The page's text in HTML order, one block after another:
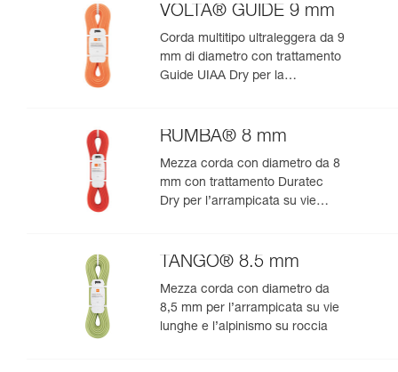
VOLTA® GUIDE 9 mm
Corda multitipo ultraleggera da 9
mm di diametro con trattamento
Guide UIAA Dry per la
RUMBA® 8 mm
Mezza corda con diametro da 8
mm con trattamento Duratec
Dry per l’arrampicata su vie
TANGO® 8.5 mm
Mezza corda con diametro da
8,5 mm per l’arrampicata su vie
lunghe e l’alpinismo su roccia